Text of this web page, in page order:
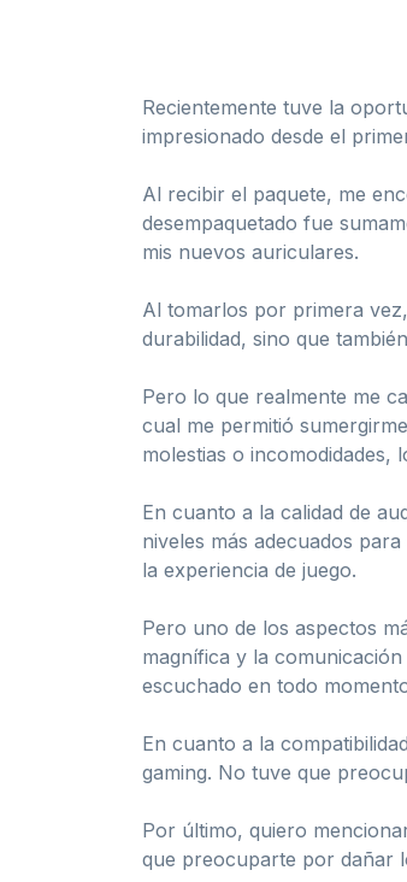
Recientemente tuve la
impresionado desde el
Al recibir el paquete, me
desempaquetado fue
mis nuevos auriculares.
Al tomarlos por primera
durabilidad, sino que
Pero lo que realmente me
cual me permitió
molestias o
En cuanto a la calidad de
niveles más adecuados
la experiencia de juego.
Pero uno de los aspectos
magnífica y la
escuchado en todo
En cuanto a la
gaming. No tuve que
Por último, quiero
que preocuparte por dañar